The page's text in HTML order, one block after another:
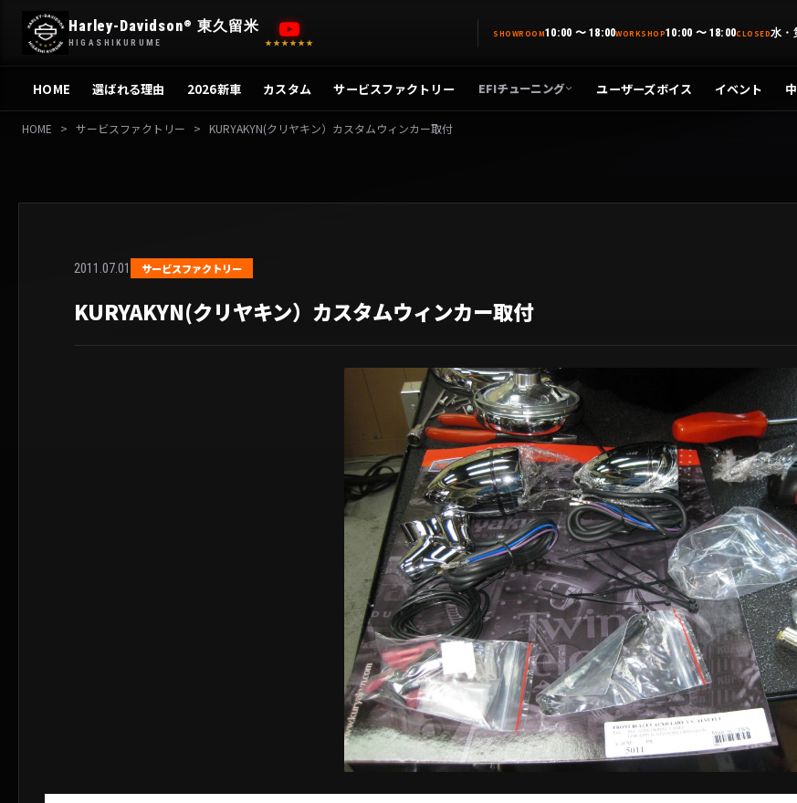
Harley-Davidson® 東久留米
HIGASHIKURUME ★★★★★★
SHOWROOM10:00 〜 18:00WORKSHOP10:00 〜 18:00CLOSED水・
HOME 選ばれる理由 2026新車 カスタム サービスファクトリー EFIチューニング ユーザーズボイス イベント
HOME > サービスファクトリー > KURYAKYN(クリヤキン）カスタムウィンカー取付
2011.07.01 サービスファクトリー
KURYAKYN(クリヤキン）カスタムウィンカー取付